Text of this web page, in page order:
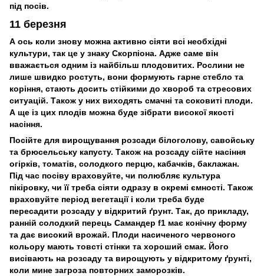
під посів.
11 березня
А ось коли знову можна активно сіяти всі необхідні
культури, так це у знаку Скорпіона. Адже саме він
вважається одним із найбільш плодовитих. Рослини не
лише швидко ростуть, вони формують гарне стебло та
коріння, стають досить стійкими до хвороб та стресових
ситуацій. Також у них виходять смачні та соковиті плоди.
А ще із цих плодів можна буде зібрати високої якості
насіння.
Посійте для вирощування розсади білоголову, савойську
та брюсельську капусту. Також на розсаду сійте насіння
огірків, томатів, солодкого перцю, кабачків, баклажан.
Під час посіву враховуйте, чи полюбляє культура
пікіровку, чи її треба сіяти одразу в окремі ємності. Також
враховуйте період вегетації і коли треба буде
пересадити розсаду у відкритий ґрунт. Так, до прикладу,
ранній солодкий перець Самандер f1 має конічну форму
та дає високий врожай. Плоди насиченого червоного
кольору мають товсті стінки та хороший смак. Його
висівають на розсаду та вирощують у відкритому ґрунті,
коли мине загроза повторних заморозків.